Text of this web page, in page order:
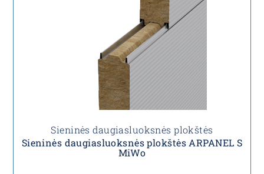
Sieninės daugiasluoksnės plokštės
Sieninės daugiasluoksnės plokštės ARPANEL S
MiWo